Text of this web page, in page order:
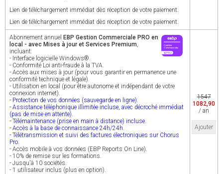
Lien de téléchargement immédiat dès réception de votre paiement.
Lien de téléchargement immédiat dès réception de votre paiement.
Abonnement annuel EBP Gestion Commerciale PRO en
local - avec Mises à jour et Services Premium,
incluant:
- Interface logicielle Windows®.
- Conformité Loi anti-fraude à la TVA.
- Accès aux mises à jour (pour vous garantir en permanence une
conformité technique et légale).
- Utilisation en local (pour être autonome et indépendant de votre
connexion internet).
- Protection de vos données (sauvegarde en ligne).
- Assistance téléphonique illimitée incluse, avec décroché immédiat
(pas de mise en attente).
- Télémaintenance (prise en main à distance) incluse.
- Accès à la base de connaissance 24h/24h.
- Télétransmission et suivi des factures électroniques sur Chorus
Pro.
- Accès mobile à vos données (EBP Reports On Line).
- 10% de remise sur les formations.
- Jusqu'à 10 sociétés.
- 1 utilisateur inclus (plus en option).
1547
1082,90
/ an
Ajouter